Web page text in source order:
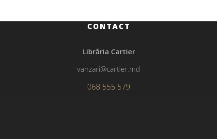
CONTACT
Librăria Cartier
vanzari@cartier.md
068 555 579